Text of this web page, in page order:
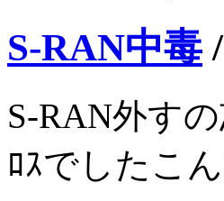
S-RAN中毒 /
S-RAN外す
ﾛｽでしたこん